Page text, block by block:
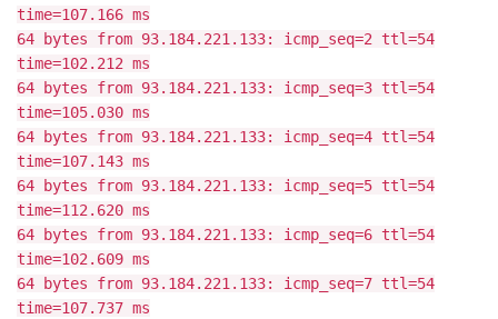
time=107.166 ms
64 bytes from 93.184.221.133: icmp_seq=2 ttl=54
time=102.212 ms
64 bytes from 93.184.221.133: icmp_seq=3 ttl=54
time=105.030 ms
64 bytes from 93.184.221.133: icmp_seq=4 ttl=54
time=107.143 ms
64 bytes from 93.184.221.133: icmp_seq=5 ttl=54
time=112.620 ms
64 bytes from 93.184.221.133: icmp_seq=6 ttl=54
time=102.609 ms
64 bytes from 93.184.221.133: icmp_seq=7 ttl=54
time=107.737 ms